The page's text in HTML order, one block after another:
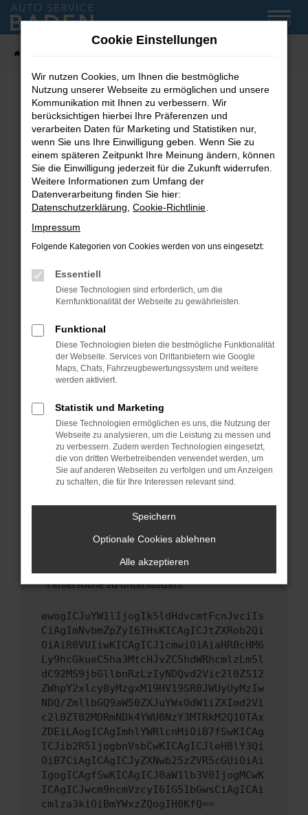
Zum
Hauptinhalt
MENÜ
Fehler: Network Error
Beim Laden ist ein Fehler aufgetreten.
Hier sind ein paar Tipps, die dir helfen können:
Überprüfe deine Firewall und deine
Internetverbindung.
Laden andere Webseiten, zum Beispiel deine
Suchmaschine?
Prüfe deine Browsererweiterungen.
können das Laden bestimmter Seiten
verhindern. Funktioniert die Seite in einem
Fenster?
Starte dein Gerät neu.
Das kann manchmal helfen, vorübergehende
Probleme zu beheben.
Betriebssystem auf dem neuesten Stand
sind.
Veraltete Software birgt nicht nur ein
Sicherheitsrisiko, sondern kann auch dazu
führen, dass bestimmte Funktionen nicht mehr
unterstützt werden.
Wende dich an den Webseitenbetreiber.
Wenn du alle oben genannten Schritte versucht
hast, kontaktiere uns bitte. Wir werden
uns diesen Text schicken, um uns bei der
Fehlersuche zu unterstützen:
ewogICJuYW1lIjogIk5ldHdvcmtFcnJvciIs
CiAgImNvbmZpZyI6IHsKICAgICJtZXRob2Qi
OiAiR0VUIiwKICAgICJ1cmwiOiAiaHR0cHM6
Ly9hcGkueC5ha3MtcHJvZC5hdWRhcmlzLm5l
dC92MS9jbGllbnRzLzIyNDQvd2Vic2l0ZS12
ZWhpY2xlcy8yMzgxM19HV19SR0JWUyUyMzIw
NDQ/ZmllbGQ9aW50ZXJuYWxOdW1iZXImd2Vi
c2l0ZT02MDRmNDk4YWU0NzY3MTRkM2Q1OTAx
ZDEiLAogICAgImhlYWRlcnMiOiB7fSwKICAg
ICJib2R5IjogbnVsbCwKICAgICJleHBlY3Qi
OiB7CiAgICAgICJyZXNwb25zZVR5cGUiOiAi
IgogICAgfSwKICAgICJ0aW1lb3V0IjogMCwK
ICAgICJwcm9ncmVzcyI6IG51bGwsCiAgICAi
cmlza3kiOiBmYWxzZQogIH0KfQ==
Cookie Einstellungen
Wir nutzen Cookies, um Ihnen die bestmögliche
Nutzung unserer Webseite zu ermöglichen und unsere
Kommunikation mit Ihnen zu verbessern. Wir
berücksichtigen hierbei Ihre Präferenzen und
verarbeiten Daten für Marketing und Statistiken nur,
wenn Sie uns Ihre Einwilligung geben. Wenn Sie zu
einem späteren Zeitpunkt Ihre Meinung ändern, können
Sie die Einwilligung jederzeit für die Zukunft widerrufen.
Weitere Informationen zum Umfang der
Datenverarbeitung finden Sie hier:
Datenschutzerklärung Cookie-Richtlinie
Impressum
Folgende Kategorien von Cookies werden von uns eingesetzt:
Essentiell
Diese Technologien sind erforderlich, um die
Kernfunktionalität der Webseite zu gewährleisten.
Funktional
Diese Technologien bieten die bestmögliche Funktionalität
der Webseite. Services von Drittanbietern wie Google
Maps, Chats, Fahrzeugbewertungssystem und weitere
werden aktiviert.
Statistik und Marketing
Diese Technologien ermöglichen es uns, die Nutzung der
Webseite zu analysieren, um die Leistung zu messen und
zu verbessern. Zudem werden Technologien eingesetzt,
die von dritten Werbetreibenden verwendet werden, um
Sie auf anderen Webseiten zu verfolgen und um Anzeigen
zu schalten, die für Ihre Interessen relevant sind.
Speichern
Optionale Cookies ablehnen
Alle akzeptieren